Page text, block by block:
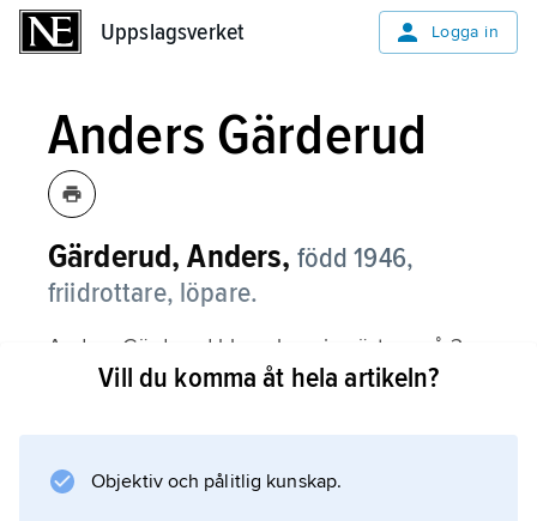
Uppslagsverket Logga in
Anders Gärderud
Gärderud, Anders, född 1946,
friidrottare, löpare.
Anders Gärderud blev olympiamästare på 3
000 m hinder 1976 på 8.08,02, hans fjärde
Segrartiden från OS-finalen är ännu gångbar,
Vill du komma åt hela artikeln?
Objektiv och pålitlig kunskap.